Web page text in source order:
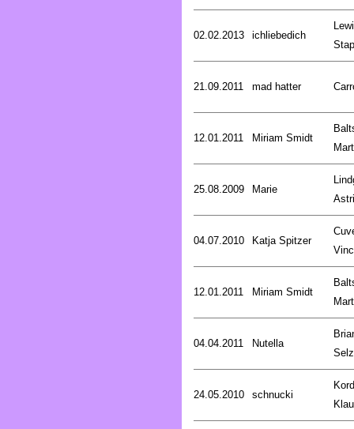
02.02.2013 ichliebedich
21.09.2011 mad hatter
12.01.2011 Miriam Smidt
25.08.2009 Marie
04.07.2010 Katja Spitzer
12.01.2011 Miriam Smidt
04.04.2011 Nutella
24.05.2010 schnucki